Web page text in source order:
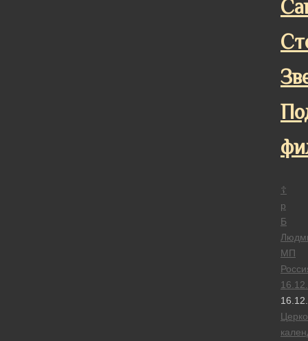
☦
р
Б
МП